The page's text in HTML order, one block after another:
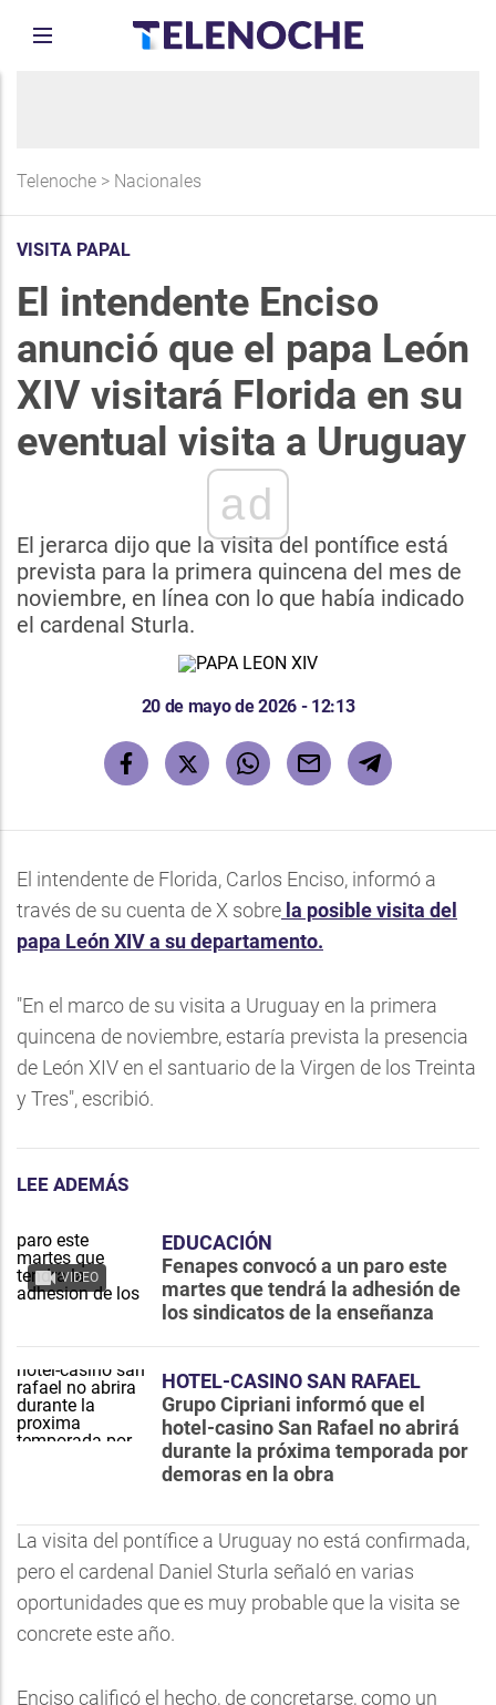
Telenoche > Nacionales
VISITA PAPAL
El intendente Enciso
anunció que el papa León
XIV visitará Florida en su
eventual visita a Uruguay
ad
El jerarca dijo que la visita del pontífice está
prevista para la primera quincena del mes de
noviembre, en línea con lo que había indicado
el cardenal Sturla.
20 de mayo de 2026 - 12:13
El intendente de Florida, Carlos Enciso, informó a
través de su cuenta de X sobre la posible visita del
papa León XIV a su departamento.
"En el marco de su visita a Uruguay en la primera
quincena de noviembre, estaría prevista la presencia
de León XIV en el santuario de la Virgen de los Treinta
y Tres", escribió.
LEE ADEMÁS
VIDEO
EDUCACIÓN
Fenapes convocó a un paro este
martes que tendrá la adhesión de
los sindicatos de la enseñanza
HOTEL-CASINO SAN RAFAEL
Grupo Cipriani informó que el
hotel-casino San Rafael no abrirá
durante la próxima temporada por
demoras en la obra
La visita del pontífice a Uruguay no está confirmada,
pero el cardenal Daniel Sturla señaló en varias
oportunidades que es muy probable que la visita se
concrete este año.
Enciso calificó el hecho, de concretarse, como un